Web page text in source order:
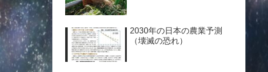
2030年の日本の農業予測
（壊滅の恐れ）